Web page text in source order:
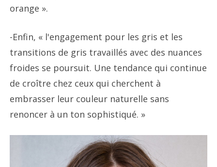
orange ».
-Enfin, « l'engagement pour les gris et les
transitions de gris travaillés avec des nuances
froides se poursuit. Une tendance qui continue
de croître chez ceux qui cherchent à
embrasser leur couleur naturelle sans
renoncer à un ton sophistiqué. »